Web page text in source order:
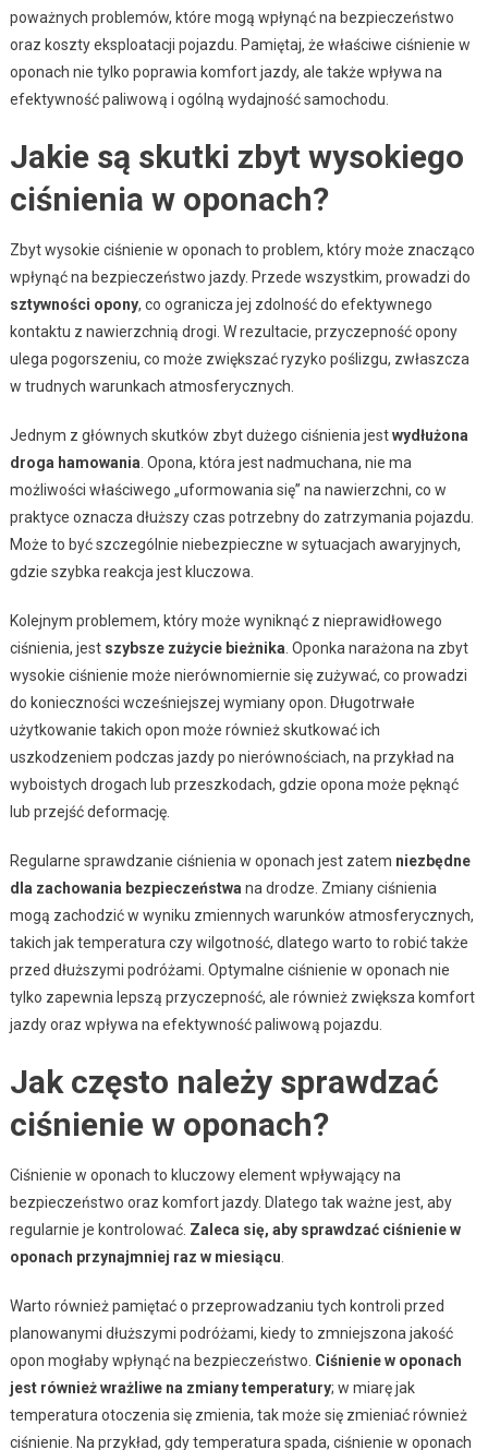
poważnych problemów, które mogą wpłynąć na bezpieczeństwo
oraz koszty eksploatacji pojazdu. Pamiętaj, że właściwe ciśnienie w
oponach nie tylko poprawia komfort jazdy, ale także wpływa na
efektywność paliwową i ogólną wydajność samochodu.
Jakie są skutki zbyt wysokiego
ciśnienia w oponach?
Zbyt wysokie ciśnienie w oponach to problem, który może znacząco
wpłynąć na bezpieczeństwo jazdy. Przede wszystkim, prowadzi do
sztywności opony, co ogranicza jej zdolność do efektywnego
kontaktu z nawierzchnią drogi. W rezultacie, przyczepność opony
ulega pogorszeniu, co może zwiększać ryzyko poślizgu, zwłaszcza
w trudnych warunkach atmosferycznych.
Jednym z głównych skutków zbyt dużego ciśnienia jestwydłużona
droga hamowania . Opona, która jest nadmuchana, nie ma
możliwości właściwego „uformowania się” na nawierzchni, co w
praktyce oznacza dłuższy czas potrzebny do zatrzymania pojazdu.
Może to być szczególnie niebezpieczne w sytuacjach awaryjnych,
gdzie szybka reakcja jest kluczowa.
Kolejnym problemem, który może wyniknąć z nieprawidłowego
ciśnienia, jest szybsze zużycie bieżnika . Oponka narażona na zbyt
wysokie ciśnienie może nierównomiernie się zużywać, co prowadzi
do konieczności wcześniejszej wymiany opon. Długotrwałe
użytkowanie takich opon może również skutkować ich
uszkodzeniem podczas jazdy po nierównościach, na przykład na
wyboistych drogach lub przeszkodach, gdzie opona może pęknąć
lub przejść deformację.
Regularne sprawdzanie ciśnienia w oponach jest zatem niezbędne
dla zachowania bezpieczeństwa na drodze. Zmiany ciśnienia
mogą zachodzić w wyniku zmiennych warunków atmosferycznych,
takich jak temperatura czy wilgotność, dlatego warto to robić także
przed dłuższymi podróżami. Optymalne ciśnienie w oponach nie
tylko zapewnia lepszą przyczepność, ale również zwiększa komfort
jazdy oraz wpływa na efektywność paliwową pojazdu.
Jak często należy sprawdzać
ciśnienie w oponach?
Ciśnienie w oponach to kluczowy element wpływający na
bezpieczeństwo oraz komfort jazdy. Dlatego tak ważne jest, aby
regularnie je kontrolować. Zaleca się, aby sprawdzać ciśnienie w
oponach przynajmniej raz w miesiącu
Warto również pamiętać o przeprowadzaniu tych kontroli przed
planowanymi dłuższymi podróżami, kiedy to zmniejszona jakość
opon mogłaby wpłynąć na bezpieczeństwo. Ciśnienie w oponach
jest również wrażliwe na zmiany temperatury; w miarę jak
temperatura otoczenia się zmienia, tak może się zmieniać również
ciśnienie. Na przykład, gdy temperatura spada, ciśnienie w oponach